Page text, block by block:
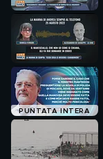
PUNTATA INTERA